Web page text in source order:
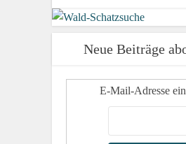
Neue Beiträge
E-Mail-Adresse